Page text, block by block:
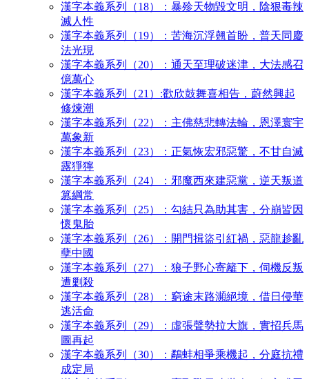
漢字本義系列（18）：暴殄天物毀文明，陰狠毒辣
滅人性
漢字本義系列（19）：苦海沉浮翹首盼，普天同慶
法光現
漢字本義系列（20）：通天至理破迷津，大法感召
億萬心
漢字本義系列（21）:歡欣鼓舞喜相告，蔚然興起
修煉潮
漢字本義系列（22）：主佛慈悲轉法輪，恩澤寰宇
萬象新
漢字本義系列（23）：正氣恢宏邪惡驚，不甘自滅
露猙獰
漢字本義系列（24）：邪魔西來建惡黨，逆天叛道
篡綱常
漢字本義系列（25）：勾結只為助其害，分崩皆因
懷鬼胎
漢字本義系列（26）：開門揖盜引紅禍，惡龍趁亂
孽中國
漢字本義系列（27）：狼子野心寄籬下，伺機反叛
遭剿殺
漢字本義系列（28）：窮途末路瀕絕境，借日侵華
逃活命
漢字本義系列（29）：虛張聲勢拉大旗，實招兵馬
圖再起
漢字本義系列（30）：鷸蚌相爭乘機起，分庭抗禮
成定局